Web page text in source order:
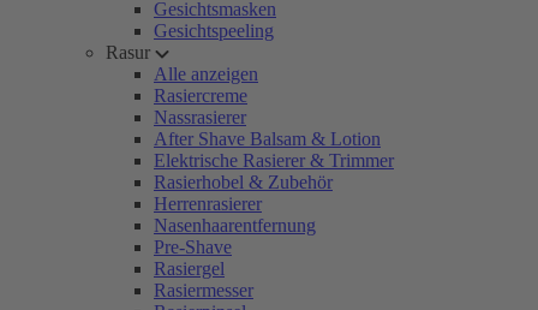
Gesichtsmasken
Gesichtspeeling
Rasur
Alle anzeigen
Rasiercreme
Nassrasierer
After Shave Balsam & Lotion
Elektrische Rasierer & Trimmer
Rasierhobel & Zubehör
Herrenrasierer
Nasenhaarentfernung
Pre-Shave
Rasiergel
Rasiermesser